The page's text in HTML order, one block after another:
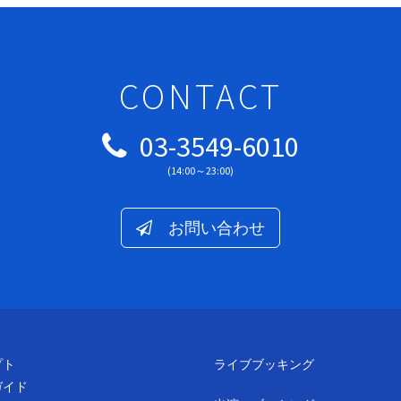
CONTACT
03-3549-6010
(14:00～23:00)
お問い合わせ
ド
ライブブッキング